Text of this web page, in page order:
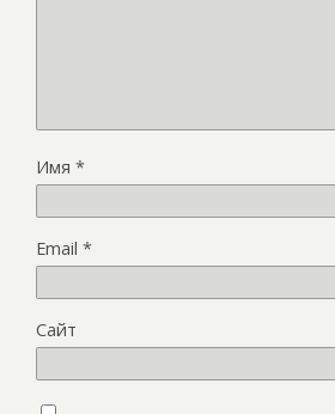
Имя *
Email *
Сайт